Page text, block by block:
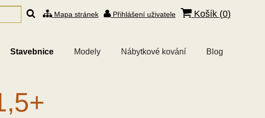
Mapa stránek Přihlášení uživatele Košík (0)
Stavebnice Modely Nábytkové kování Blog